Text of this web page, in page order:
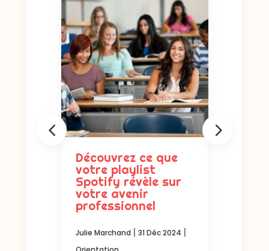
Découvrez ce que
votre playlist
Spotify révèle sur
votre avenir
professionnel
Julie Marchand | 31 Déc 2024 |